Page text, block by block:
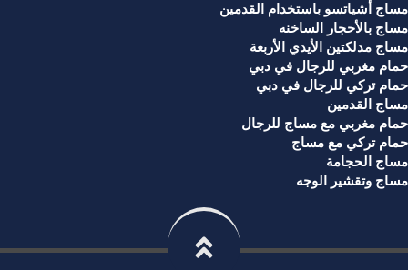
أشياتسو باستخدام القدمين
بالأحجار الساخنه
مدلكتين الأيدي الأربعة
مغربي للرجال في دبي
تركي للرجال في دبي
القدمين
مغربي مع مساج للرجال
تركي مع مساج
الحجامة
وتقشير الوجه